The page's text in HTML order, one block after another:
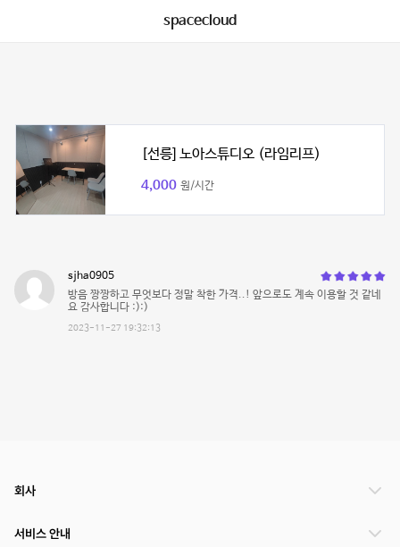
spacecloud
[선릉] 노아스튜디오 (라임리프)
4,000 원/시간
sjha0905
방음 짱짱하고 무엇보다 정말 착한 가격..! 앞으로도 계속 이용할 것 같네
요 감사합니다 :):)
2023-11-27 19:32:13
회사
서비스 안내